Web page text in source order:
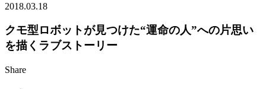
2018.03.18
クモ型ロボットが見つけた“運命の人”への片思い
を描くラブストーリー
Share